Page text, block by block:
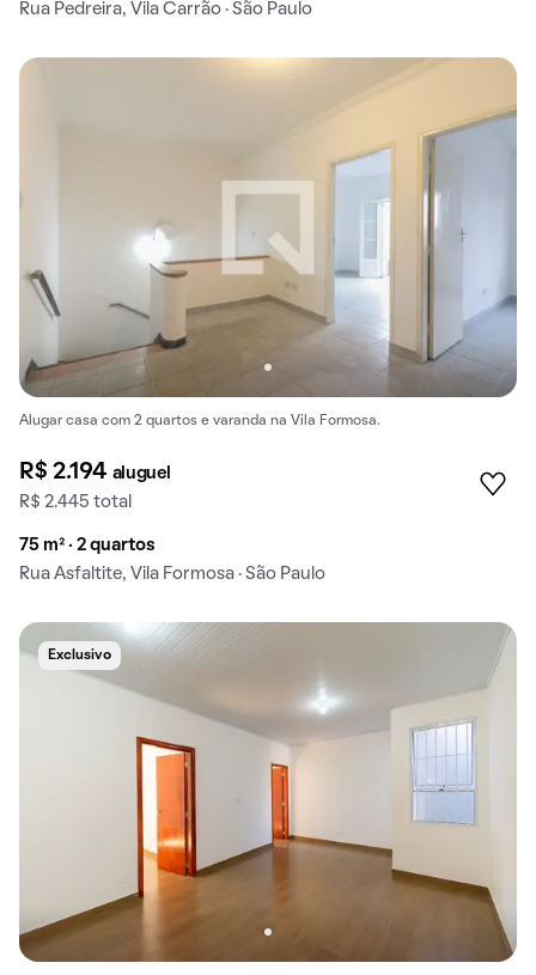
Rua Pedreira, Vila Carrão · São Paulo
Alugar casa com 2 quartos e varanda na Vila Formosa.
R$ 2.194 aluguel
R$ 2.445 total
75 m² · 2 quartos
Rua Asfaltite, Vila Formosa · São Paulo
Exclusivo